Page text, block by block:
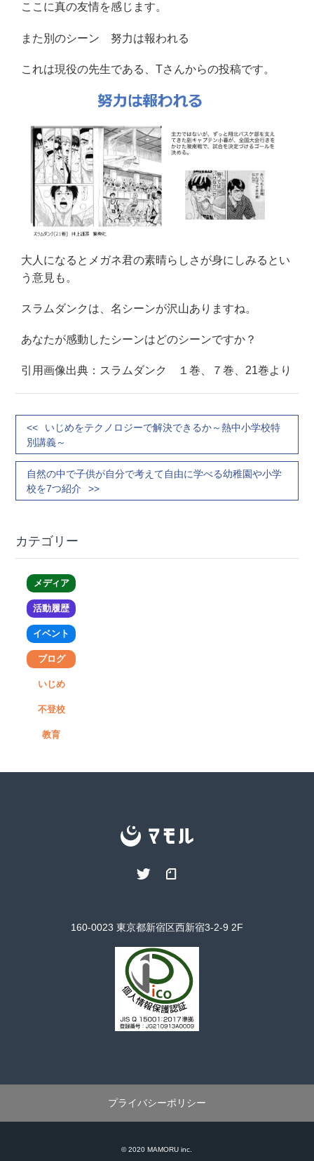
ここに真の友情を感じます。
また別のシーン 努力は報われる
これは現役の先生である、Tさんからの投稿です。
大人になるとメガネ君の素晴らしさが身にしみるとい
う意見も。
スラムダンクは、名シーンが沢山ありますね。
あなたが感動したシーンはどのシーンですか？
引用画像出典：スラムダンク １巻、７巻、21巻より
いじめをテクノロジーで解決できるか～熱中小学校特
別講義～
自然の中で子供が自分で考えて自由に学べる幼稚園や小学
校を7つ紹介
カテゴリー
メディア
活動履歴
イベント
ブログ
いじめ
不登校
教育
マ
Twitternote
160-0023 東京都新宿区西新宿3-2-9 2F
プライバシーポリシー
© 2020MAMORU inc.